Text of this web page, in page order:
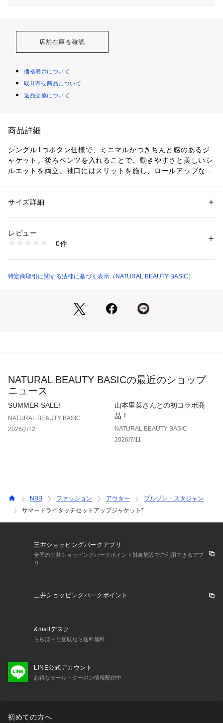
店舗在庫を確認
価格表示について
取り寄せ商品について
返品交換について
商品詳細
シングル1つボタン仕様で、ミニマルかつきちんと感のあるジ
ャケット。後ろベンツを入れることで、動きやすさと美しいシ
ルエットを両立。袖口にはスリットを施し、ロールアップなど
成します。
マシンウォッシャブル、接触冷感、UVカットを備えた素材で
仕様・前ボタン
像をご参照ください。
性別：レディース
素材：ポリエステル 97% ポリウレタン 3%
洗濯：40℃非常に弱い 漂白× アイロン110℃ ドライ弱い タンブル乾燥×
吊り干し ウェット非常に弱い
商品番号：1530100016990 （モール）
サイズ詳細
レビュー
0件
特定商取引に関する法律に基づく表示（NATURAL BEAUTY BASIC）
NATURAL BEAUTY BASICの最近のショップ
ニュース
SUMMER SALE!
NATURAL BEAUTY BASIC
2026/7/12
山本里菜さんとの初コラボ商
品！
NATURAL BEAUTY BASIC
2026/7/11
NBB ファッション アウター
ブルゾン・スタジャン
サマードライタッチセットアップジャケット*
三井ショッピングパークアプリ
全国の三井ショッピングパークポイント対象施設でご利用できるアプ
リ
三井ショッピングパークポイント
&mallデスク
ららぽーと受取なら送料無料
LINE公式アカウント
お得なセール・クーポン情報配信中
初めての方へ